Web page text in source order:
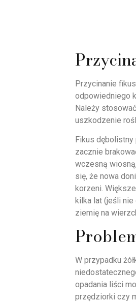
Przycinanie
odpowiedniego
Należy
uszkodzenie
Fikus
zacznie
wczesną
się, że nowa
korzeni.
kilka lat (jeśli
ziemię na
W przypadku
opadania liści
przędziorki czy